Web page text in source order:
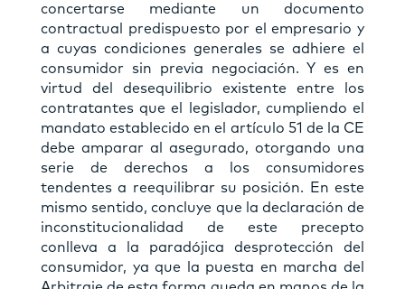
concertarse mediante un documento
contractual predispuesto por el empresario y
a cuyas condiciones generales se adhiere el
consumidor sin previa negociación. Y es en
virtud del desequilibrio existente entre los
contratantes que el legislador, cumpliendo el
mandato establecido en el artículo 51 de la CE
debe amparar al asegurado, otorgando una
serie de derechos a los consumidores
tendentes a reequilibrar su posición. En este
mismo sentido, concluye que la declaración de
inconstitucionalidad de este precepto
conlleva a la paradójica desprotección del
consumidor, ya que la puesta en marcha del